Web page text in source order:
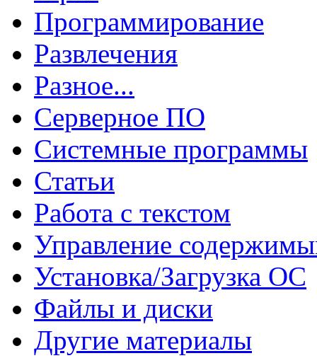
Программирование
Развлечения
Разное...
Серверное ПО
Системные программы
Статьи
Работа с текстом
Управление
Установка/Загрузка ОС
Файлы и диски
Другие материалы